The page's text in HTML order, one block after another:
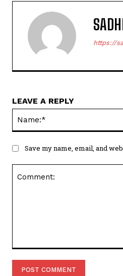
https://
LEAVE A REPLY
Save my name, email, and